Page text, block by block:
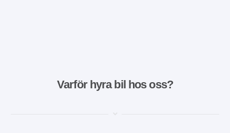
Varför hyra bil hos oss?